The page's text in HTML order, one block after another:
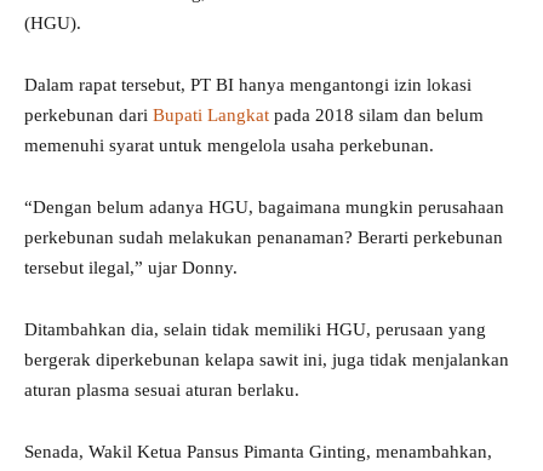
(HGU).
Dalam rapat tersebut, PT BI hanya mengantongi izin lokasi
perkebunan dari Bupati Langkat pada 2018 silam dan belum
memenuhi syarat untuk mengelola usaha perkebunan.
“Dengan belum adanya HGU, bagaimana mungkin perusahaan
perkebunan sudah melakukan penanaman? Berarti perkebunan
tersebut ilegal,” ujar Donny.
Ditambahkan dia, selain tidak memiliki HGU, perusaan yang
bergerak diperkebunan kelapa sawit ini, juga tidak menjalankan
aturan plasma sesuai aturan berlaku.
Senada, Wakil Ketua Pansus Pimanta Ginting, menambahkan,